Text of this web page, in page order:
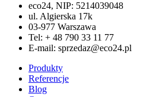
eco24, NIP: 5214039048
ul. Algierska 17k
03-977 Warszawa
Tel: + 48 790 33 11 77
E-mail: sprzedaz@eco24.pl
Produkty
Referencje
Blog